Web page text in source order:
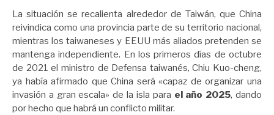
La situación se recalienta alrededor de Taiwán, que China
reivindica como una provincia parte de su territorio nacional,
mientras los taiwaneses y EEUU más aliados pretenden se
mantenga independiente. En los primeros días de octubre
de 2021 el ministro de Defensa taiwanés, Chiu Kuo-cheng,
ya había afirmado que China será «capaz de organizar una
invasión a gran escala» de la isla para el año 2025, dando
por hecho que habrá un conflicto militar.